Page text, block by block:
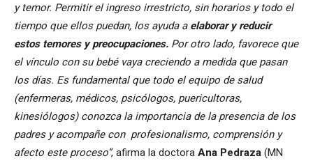
y temor. Permitir el ingreso irrestricto, sin horarios y todo el
tiempo que ellos puedan, los ayuda a elaborar y reducir
estos temores y preocupaciones. Por otro lado, favorece que
el vínculo con su bebé vaya creciendo a medida que pasan
los días. Es fundamental que todo el equipo de salud
(enfermeras, médicos, psicólogos, puericultoras,
kinesiólogos) conozca la importancia de la presencia de los
padres y acompañe con profesionalismo, comprensión y
afecto este proceso”, afirma la doctora Ana Pedraza (MN